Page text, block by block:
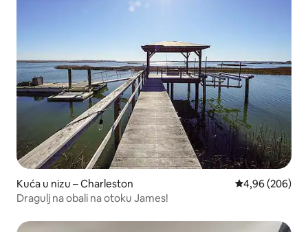
Kuća u nizu – Charleston Prosječna
4,96 (206)
Dragulj na obali na otoku James!